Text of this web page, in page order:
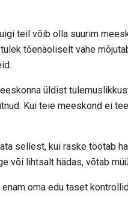
teil võib olla suurim
tõenäoliselt vähe
üldist
Kui teie meeskond ei
sellest, kui raske töötab
või lihtsalt hädas, võtab
oma edu taset